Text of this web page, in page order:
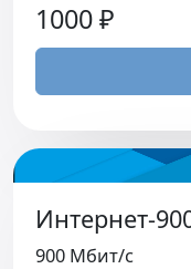
1000₽
Интернет-
900 Мбит/c